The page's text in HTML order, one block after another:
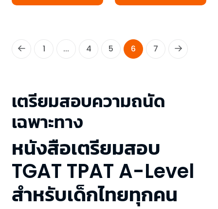
1 ... 4 5 6 7
เตรียมสอบความถนัด
เฉพาะทาง
หนังสือเตรียมสอบ
TGAT TPAT A-Level
สำหรับเด็กไทยทุกคน